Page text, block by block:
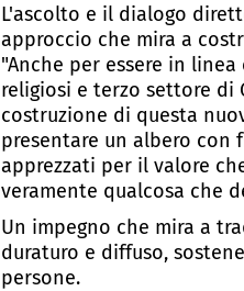
L'ascolto e il dialogo
approccio che mira a
"Anche per essere in
religiosi e terzo settore di
costruzione di questa
presentare un albero
apprezzati per il valore
veramente qualcosa che
Un impegno che mira a
duraturo e diffuso,
persone.